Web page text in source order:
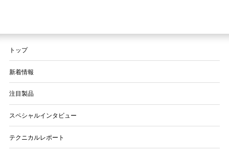
トップ
新着情報
注目製品
スペシャルインタビュー
テクニカルレポート